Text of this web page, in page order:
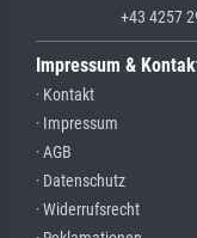
+43 4257
Impressum &
· Kontakt
· Impressum
· AGB
· Datenschutz
· Widerrufsrecht